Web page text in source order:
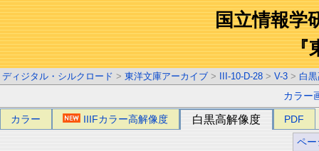
国立情報学
『
ディジタル・シルクロード > 東洋文庫アーカイブ > III-10-D-28 > V-3 > 白
カラー
カラー IIIFカラー高解像度 白黒高解像度 PDF
ペー